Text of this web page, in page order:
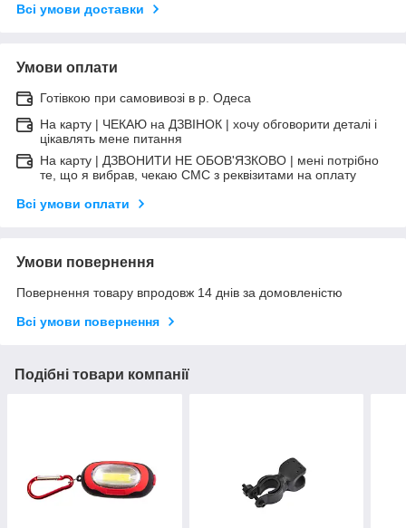
Всі умови доставки
Умови оплати
Готівкою при самовивозі в р. Одеса
На карту | ЧЕКАЮ на ДЗВІНОК | хочу обговорити деталі і
цікавлять мене питання
На карту | ДЗВОНИТИ НЕ ОБОВ'ЯЗКОВО | мені потрібно
те, що я вибрав, чекаю СМС з реквізитами на оплату
Всі умови оплати
Умови повернення
Повернення товару впродовж 14 днів за домовленістю
Всі умови повернення
Подібні товари компанії